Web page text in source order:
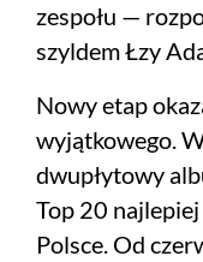
zespołu —
szyldem Łzy
Nowy etap
wyjątkowego.
dwupłytowy
Top 20
Polsce. Od